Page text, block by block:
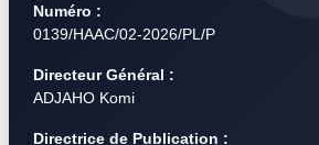
Numéro :
0139/HAAC/02-2026/PL/P
Directeur Général :
ADJAHO Komi
Directrice de Publication :